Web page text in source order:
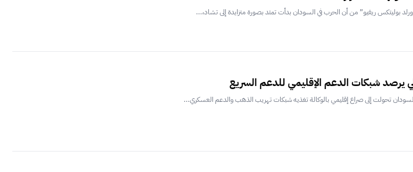
بوليتكس ريفيو” من أن الحرب في السودان بدأت تمتد بصورة متزايدة إلى تشاد،...
يرصد شبكات الدعم الإقليمي للدعم السريع
تحولت إلى صراع إقليمي بالوكالة تغذيه شبكات تهريب الذهب والدعم العسكري...